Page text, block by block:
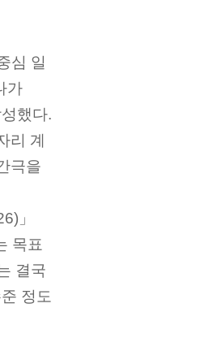
심 일
가
했다.
리 계
극을
」
목표
결국
정도